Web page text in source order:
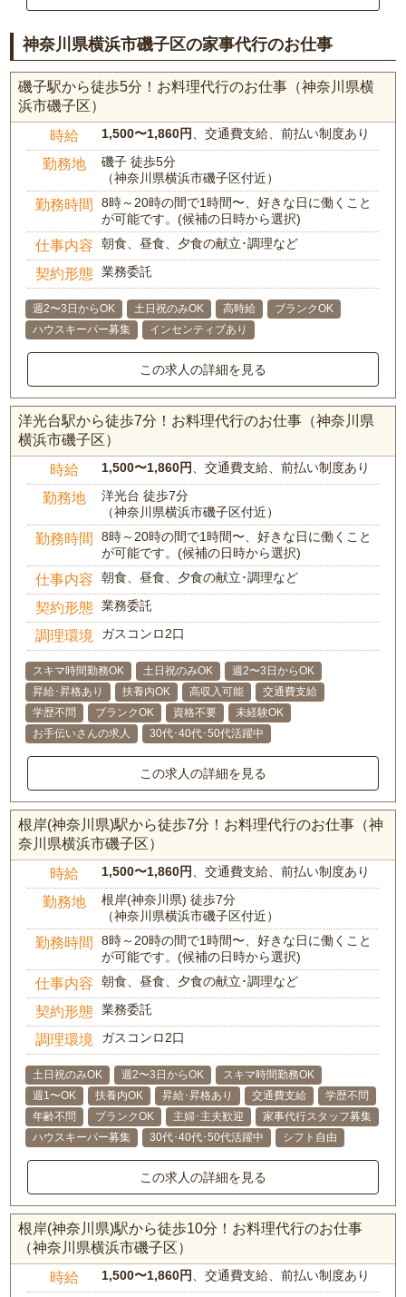
神奈川県横浜市磯子区の家事代行のお仕事
磯子駅から徒歩5分！お料理代行のお仕事（神奈川県横
浜市磯子区）
時給 1,500〜1,860円 、交通費支給、前払い制度あり
勤務地
磯子 徒歩5分
（神奈川県横浜市磯子区付近）
勤務時間
8時～20時の間で1時間〜、好きな日に働くこと
が可能です。(候補の日時から選択)
仕事内容 朝食、昼食、夕食の献立･調理など
契約形態 業務委託
週2〜3日からOK 土日祝のみOK 高時給
ブランクOK
ハウスキーパー募集
インセンティブあり
この求人の詳細を見る
洋光台駅から徒歩7分！お料理代行のお仕事（神奈川県
横浜市磯子区）
時給 1,500〜1,860円 、交通費支給、前払い制度あり
勤務地
洋光台 徒歩7分
（神奈川県横浜市磯子区付近）
勤務時間
8時～20時の間で1時間〜、好きな日に働くこと
が可能です。(候補の日時から選択)
仕事内容 朝食、昼食、夕食の献立･調理など
契約形態 業務委託
調理環境 ガスコンロ2口
スキマ時間勤務OK 土日祝のみOK
週2〜3日からOK
昇給･昇格あり
扶養内OK 高収入可能
交通費支給
学歴不問
ブランクOK 資格不要
未経験OK
お手伝いさんの求人
30代･40代･50代活躍中
この求人の詳細を見る
根岸(神奈川県)駅から徒歩7分！お料理代行のお仕事（神
奈川県横浜市磯子区）
時給 1,500〜1,860円 、交通費支給、前払い制度あり
勤務地
根岸(神奈川県) 徒歩7分
（神奈川県横浜市磯子区付近）
勤務時間
8時～20時の間で1時間〜、好きな日に働くこと
が可能です。(候補の日時から選択)
仕事内容 朝食、昼食、夕食の献立･調理など
契約形態 業務委託
調理環境 ガスコンロ2口
土日祝のみOK 週2〜3日からOK
スキマ時間勤務OK
週1〜OK
扶養内OK 昇給･昇格あり 交通費支給
学歴不問
年齢不問
ブランクOK 主婦･主夫歓迎
家事代行スタッフ募集
ハウスキーパー募集
30代･40代･50代活躍中 シフト自由
この求人の詳細を見る
根岸(神奈川県)駅から徒歩10分！お料理代行のお仕事
（神奈川県横浜市磯子区）
時給 1,500〜1,860円
、交通費支給、前払い制度あり